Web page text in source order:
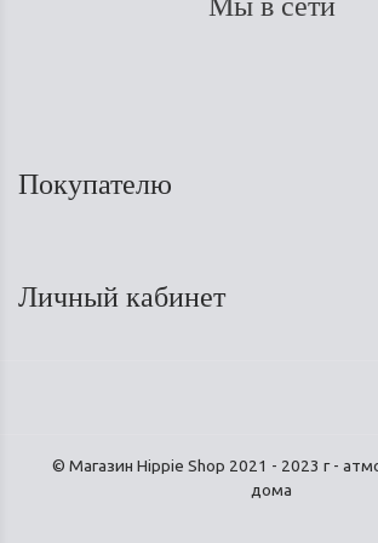
Покупателю
Личный кабинет
© Магазин Hippie Shop 2021 - 2023 г -
дома